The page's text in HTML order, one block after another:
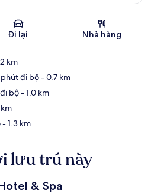
Bản đồ
Đi lại Nhà hàng
km
đi bộ- 0.7 km
bộ- 1.0 km
- 1.3 km
lưu trú này
& Spa